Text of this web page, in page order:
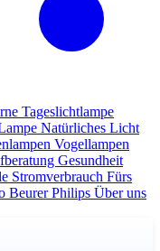
Tageslichtlampe
Natürliches Licht
Vogellampen
Gesundheit
Stromverbrauch Fürs
BeurerPhilips Über uns